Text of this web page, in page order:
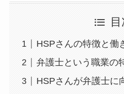
HSPさんの特徴と働
弁護士という職業の
HSPさんが弁護士に